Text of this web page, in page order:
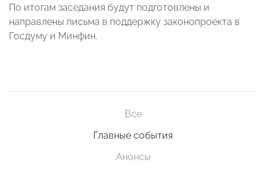
По итогам заседания будут подготовлены и
направлены письма в поддержку законопроекта в
Госдуму и Минфин.
Все
Главные события
Анонсы